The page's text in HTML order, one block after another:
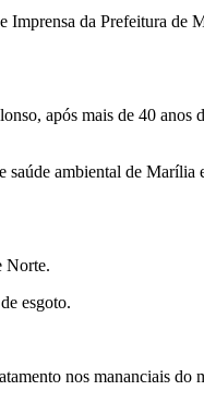
Imprensa da Prefeitura
após mais de 40 anos
ambiental de Marília
Norte.
esgoto.
nos mananciais